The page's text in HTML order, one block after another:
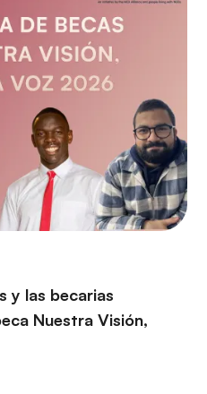
y las becarias
Nuestra Visión,